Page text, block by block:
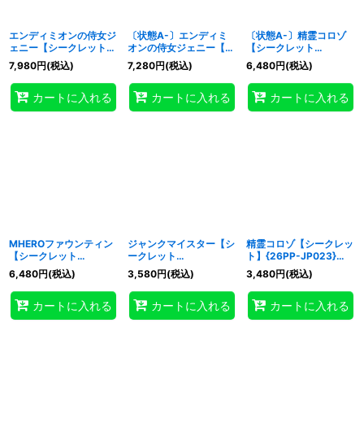
エンディミオンの侍女ジ
ェニー【シークレット
SPECIALREDVer.】
{26PP-JP018}《モンス
ター》
7,980円(税込)
カートに入れる
〔状態A-〕エンディミ
オンの侍女ジェニー【シ
ークレット
SPECIALREDVer.】
{26PP-JP018}《モンス
ター》
7,280円(税込)
カートに入れる
〔状態A-〕精霊コロゾ
【シークレット
SPECIALREDVer.】
{26PP-JP023}《融
合》
6,480円(税込)
カートに入れる
MHEROファウンティン
【シークレット
SPECIALREDVer.】
{26PP-JP004}《モン
スター》
6,480円(税込)
カートに入れる
ジャンクマイスター【シ
ークレット
SPECIALREDVer.】
{26PP-JP008}《モン
スター》
3,580円(税込)
カートに入れる
精霊コロゾ【シークレッ
ト】{26PP-JP023}
《融合》
3,480円(税込)
カートに入れる